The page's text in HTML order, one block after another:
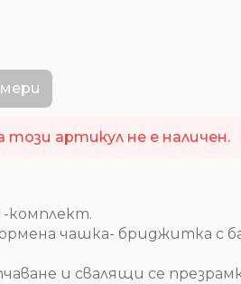
артикул не е наличен.
-комплект.
чашка- бриджитка с
и свалящи се